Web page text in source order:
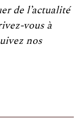
de l’actualité
vous à
nos